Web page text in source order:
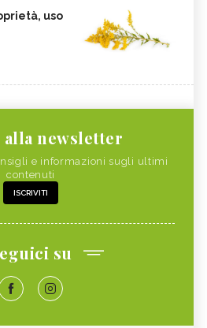
uso
newsletter
e informazioni sugli ultimi
contenuti
ISCRIVITI
su